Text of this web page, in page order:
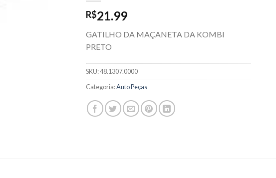
R$21.99
GATILHO DA MAÇANETA DA KOMBI
PRETO
SKU:48.1307.0000
Categoria:Auto Peças